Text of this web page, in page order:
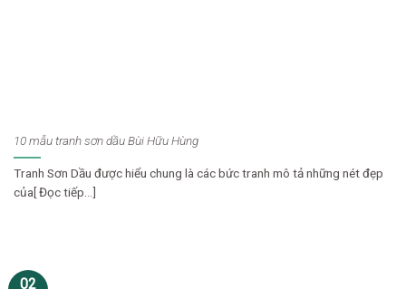
10 mẫu tranh sơn dầu Bùi Hữu Hùng
Tranh Sơn Dầu được hiểu chung là các bức tranh mô tả những nét đẹp
của[ Đọc tiếp...]
02